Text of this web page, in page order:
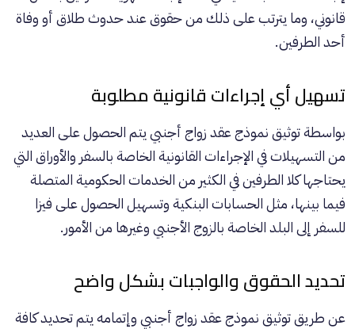
قانوني، وما يترتب على ذلك من حقوق عند حدوث طلاق أو وفاة
أحد الطرفين.
تسهيل أي إجراءات قانونية مطلوبة
بواسطة توثيق نموذج عقد زواج أجنبي يتم الحصول على العديد
من التسهيلات في الإجراءات القانونية الخاصة بالسفر والأوراق التي
يحتاجها كلا الطرفين في الكثير من الخدمات الحكومية المتصلة
فيما بينها، مثل الحسابات البنكية وتسهيل الحصول على فيزا
للسفر إلى البلد الخاصة بالزوج الأجنبي وغيرها من الأمور.
تحديد الحقوق والواجبات بشكل واضح
عن طريق توثيق نموذج عقد زواج أجنبي وإتمامه يتم تحديد كافة